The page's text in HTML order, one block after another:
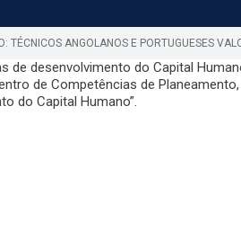
TÉCNICOS ANGOLANOS E PORTUGUESES
desenvolvimento do Capital
de Competências de
do Capital Humano”.